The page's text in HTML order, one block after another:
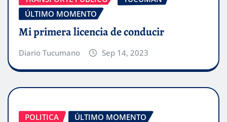
ÚLTIMO MOMENTO
Mi primera licencia de conducir
Diario Tucumano Sep 14, 2023
POLITICA ÚLTIMO MOMENTO